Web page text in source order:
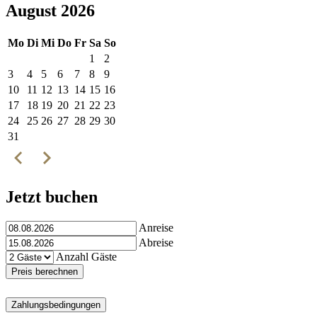
August 2026
Mo Di Mi Do Fr Sa So
1
2
3
4 5 6 7 8
9
10
11 12 13 14 15 16
17
18 19 20 21 22 23
24
25 26 27 28 29 30
31
Jetzt buchen
Anreise
Abreise
Anzahl Gäste
Preis berechnen
Zahlungsbedingungen